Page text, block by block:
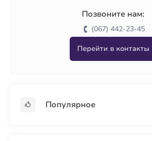
Позвоните нам:
(067) 442-23-45
Перейти в контакты
Популярное